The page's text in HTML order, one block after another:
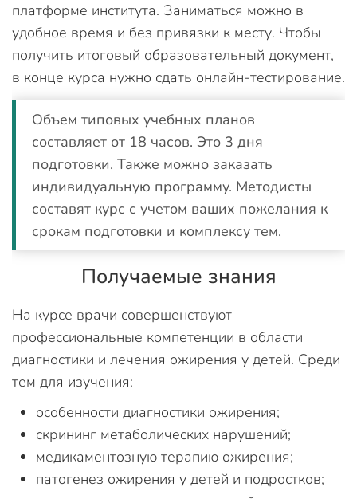
платформе института. Заниматься можно в
удобное время и без привязки к месту. Чтобы
получить итоговый образовательный документ,
в конце курса нужно сдать онлайн-тестирование.
Объем типовых учебных планов
составляет от 18 часов. Это 3 дня
подготовки. Также можно заказать
индивидуальную программу. Методисты
составят курс с учетом ваших пожелания к
срокам подготовки и комплексу тем.
Получаемые знания
На курсе врачи совершенствуют
профессиональные компетенции в области
диагностики и лечения ожирения у детей. Среди
тем для изучения:
особенности диагностики ожирения;
скрининг метаболических нарушений;
медикаментозную терапию ожирения;
патогенез ожирения у детей и подростков;